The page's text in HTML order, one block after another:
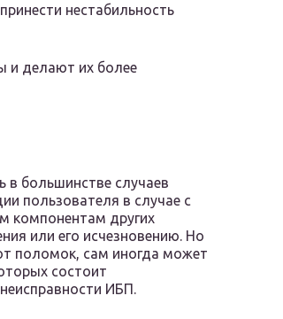
нестабильность
и делают их более
в большинстве случаев
пользователя в случае с
компонентам других
или его исчезновению. Но
поломок, сам иногда может
состоит
ИБП.